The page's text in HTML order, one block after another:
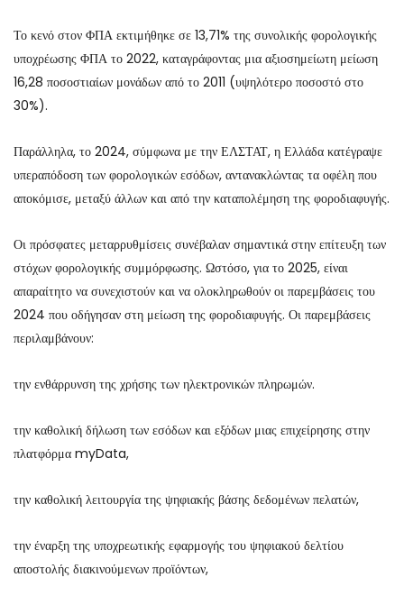
Το κενό στον ΦΠΑ εκτιμήθηκε σε 13,71% της συνολικής φορολογικής
υποχρέωσης ΦΠΑ το 2022, καταγράφοντας μια αξιοσημείωτη μείωση
16,28 ποσοστιαίων μονάδων από το 2011 (υψηλότερο ποσοστό στο
30%).
Παράλληλα, το 2024, σύμφωνα με την ΕΛΣΤΑΤ, η Ελλάδα κατέγραψε
υπεραπόδοση των φορολογικών εσόδων, αντανακλώντας τα οφέλη που
αποκόμισε, μεταξύ άλλων και από την καταπολέμηση της φοροδιαφυγής.
Οι πρόσφατες μεταρρυθμίσεις συνέβαλαν σημαντικά στην επίτευξη των
στόχων φορολογικής συμμόρφωσης. Ωστόσο, για το 2025, είναι
απαραίτητο να συνεχιστούν και να ολοκληρωθούν οι παρεμβάσεις του
2024 που οδήγησαν στη μείωση της φοροδιαφυγής. Οι παρεμβάσεις
περιλαμβάνουν:
την ενθάρρυνση της χρήσης των ηλεκτρονικών πληρωμών.
την καθολική δήλωση των εσόδων και εξόδων μιας επιχείρησης στην
πλατφόρμα myData,
την καθολική λειτουργία της ψηφιακής βάσης δεδομένων πελατών,
την έναρξη της υποχρεωτικής εφαρμογής του ψηφιακού δελτίου
αποστολής διακινούμενων προϊόντων,